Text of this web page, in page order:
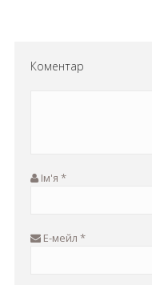
Коментар
Ім'я *
Е-мейл *